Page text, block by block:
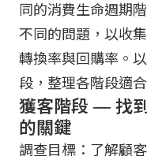
同的消費生命週期
不同的問題，以收
轉換率與回購率。
段，整理各階段適
獲客階段 — 找
的關鍵
調查目標：了解顧